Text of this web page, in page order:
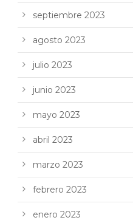
septiembre 2023
agosto 2023
julio 2023
junio 2023
mayo 2023
abril 2023
marzo 2023
febrero 2023
enero 2023